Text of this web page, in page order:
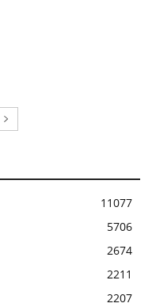
11077
5706
2674
2211
2207